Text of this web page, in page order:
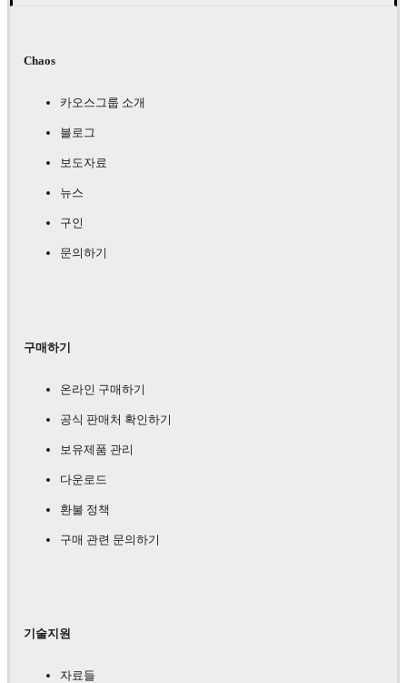
Chaos
카오스그룹 소개
블로그
보도자료
뉴스
구인
문의하기
구매하기
온라인 구매하기
공식 판매처 확인하기
보유제품 관리
다운로드
환불 정책
구매 관련 문의하기
기술지원
자료들